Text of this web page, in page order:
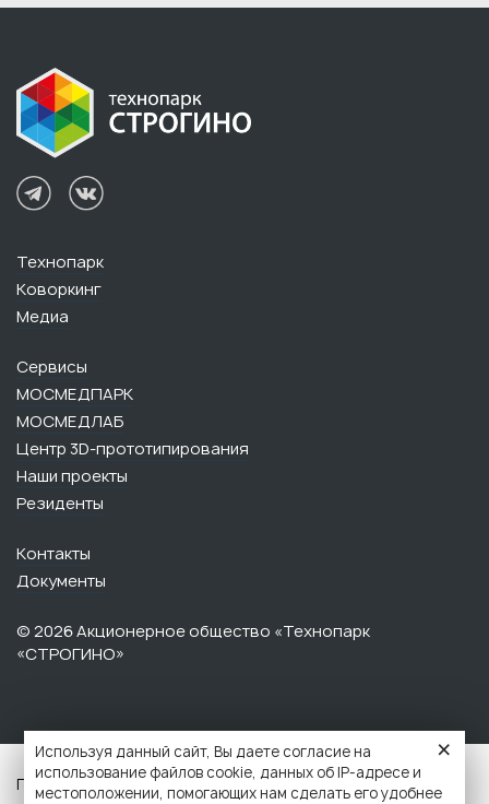
Технопарк
Коворкинг
Медиа
Сервисы
МОСМЕДПАРК
МОСМЕДЛАБ
Центр 3D-прототипирования
Наши проекты
Резиденты
Контакты
Документы
© 2026 Акционерное общество «Технопарк
«СТРОГИНО»‎‎
Политика обработки персональных данных данных
Используя данный сайт, Вы даете согласие на
использование файлов cookie, данных об IP-адресе и
местоположении, помогающих нам сделать его удобнее
×